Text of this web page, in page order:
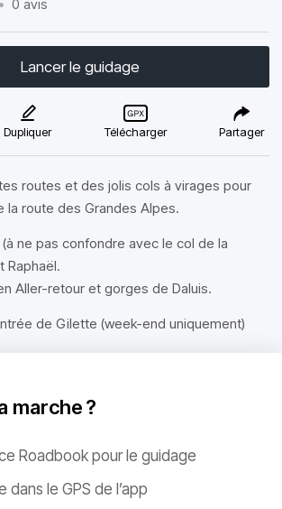
• 0 avis
Lancer le guidage
Dupliquer Télécharger Partager
routes et des jolis cols à virages pour
la route des Grandes Alpes.
ne pas confondre avec le col de la
Raphaël.
Aller-retour et gorges de Daluis.
de Gilette (week-end uniquement)
marche ?
Roadbook pour le guidage
dans le GPS de l’app